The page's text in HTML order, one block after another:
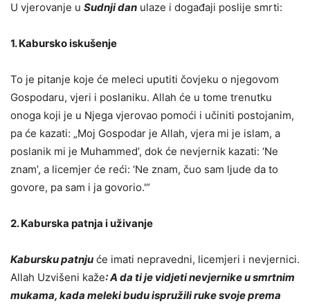
U vjerovanje u Sudnji dan ulaze i događaji poslije smrti:
1. Kabursko iskušenje
To je pitanje koje će meleci uputiti čovjeku o njegovom
Gospodaru, vjeri i poslaniku. Allah će u tome trenutku
onoga koji je u Njega vjerovao pomoći i učiniti postojanim,
pa će kazati: „Moj Gospodar je Allah, vjera mi je islam, a
poslanik mi je Muhammed’, dok će nevjernik kazati: ‘Ne
znam’, a licemjer će reći: ‘Ne znam, čuo sam ljude da to
govore, pa sam i ja govorio.'“
2. Kaburska patnja i uživanje
Kabursku patnju će imati nepravedni, licemjeri i nevjernici.
Allah Uzvišeni kaže: A da ti je vidjeti nevjernike u smrtnim
mukama, kada meleki budu ispružili ruke svoje prema